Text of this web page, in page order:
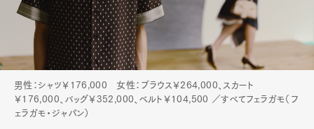
男性：シャツ￥176,000 女性：ブラウス￥264,000、スカート
￥176,000、バッグ￥352,000、ベルト￥104,500 ／すべてフェラガモ（フ
ェラガモ・ジャパン）